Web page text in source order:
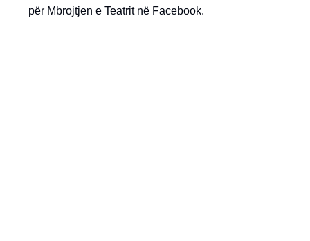
për Mbrojtjen e Teatrit në Facebook.